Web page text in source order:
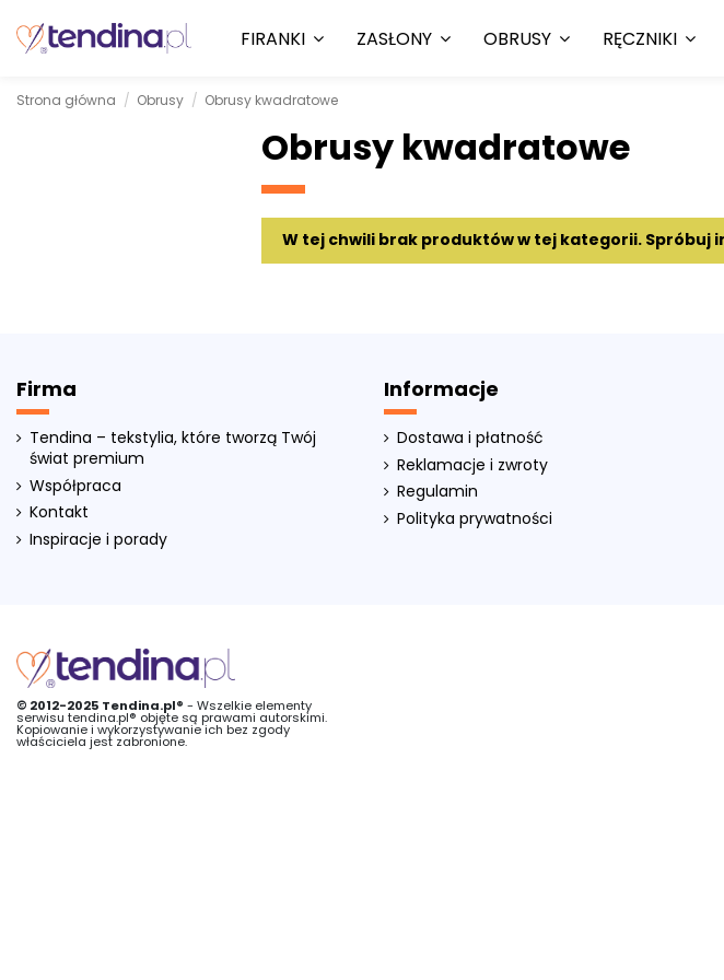
FIRANKI ZASŁONY OBRUSY RĘCZNIKI
Strona główna Obrusy Obrusy kwadratowe
Obrusy kwadratowe
W tej chwili brak produktów w tej kategorii. Spróbuj
Firma
Tendina – tekstylia, które tworzą Twój
świat premium
Współpraca
Kontakt
Inspiracje i porady
Informacje
Dostawa i płatność
Reklamacje i zwroty
Regulamin
Polityka prywatności
© 2012-2025 Tendina.pl® - Wszelkie elementy
serwisu tendina.pl® objęte są prawami autorskimi.
Kopiowanie i wykorzystywanie ich bez zgody
właściciela jest zabronione.